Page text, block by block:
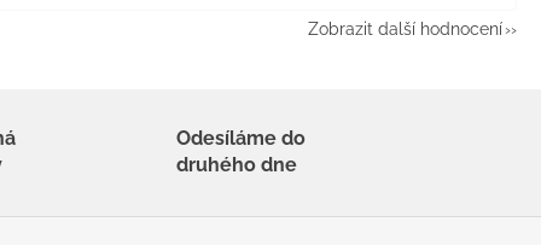
Zobrazit další hodnocení
Odesíláme do
druhého dne